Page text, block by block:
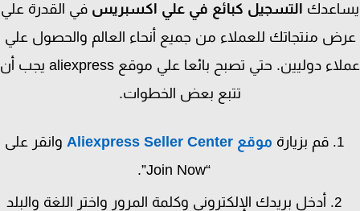
التسجيل كبائع في علي اكسبريسفي القدرة علي
منتجاتك للعملاء من جميع أنحاء العالم والحصول علي
عملاء دوليين. حتي تصبح بائعا علي موقع aliexpress يجب أن
تتبع بعض الخطوات.
قم بزيارة موقع Aliexpress Seller Center
وانقر على
أدخل بريدك الإلكتروني وكلمة المرور واختر اللغة والبلد